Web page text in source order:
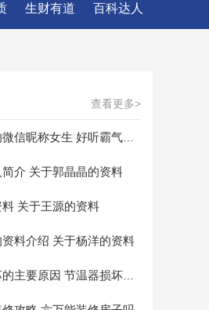
生财有道 百科达人
查看更多>
昵称女生 好听霸气的微信昵称
介 关于郭晶晶的资料
关于王源的资料
料介绍 关于杨洋的资料
原因 节温器损坏后有哪些故障现象